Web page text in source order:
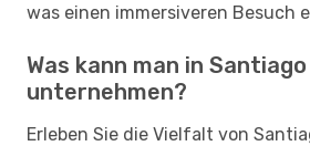
was einen immersiveren Besuch
Was kann man in
unternehmen?
Erleben Sie die Vielfalt von